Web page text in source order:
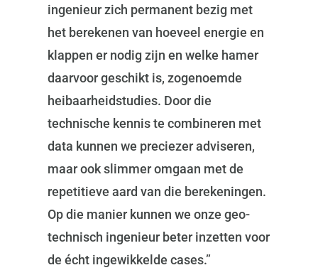
ingenieur zich permanent bezig met
het berekenen van hoeveel energie en
klappen er nodig zijn en welke hamer
daarvoor geschikt is, zogenoemde
heibaarheidstudies. Door die
technische kennis te combineren met
data kunnen we preciezer adviseren,
maar ook slimmer omgaan met de
repetitieve aard van die berekeningen.
Op die manier kunnen we onze geo-
technisch ingenieur beter inzetten voor
de écht ingewikkelde cases.”